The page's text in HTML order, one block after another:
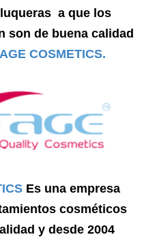
a que los
son de buena calidad
COSMETICS.
Es una empresa
cosméticos
y desde 2004